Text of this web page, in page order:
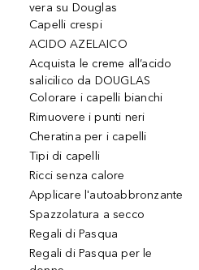
vera su Douglas
Capelli crespi
ACIDO AZELAICO
Acquista le creme all’acido
salicilico da DOUGLAS
Colorare i capelli bianchi
Rimuovere i punti neri
Cheratina per i capelli
Tipi di capelli
Ricci senza calore
Applicare l'autoabbronzante
Spazzolatura a secco
Regali di Pasqua
Regali di Pasqua per le